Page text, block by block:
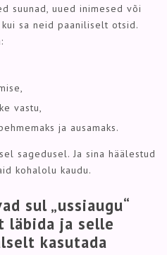
suunad, uued inimesed või
sa neid paaniliselt otsid.
vastu,
ja ausamaks.
sagedusel. Ja sina häälestud
kohalolu kaudu.
sul „ussiaugu“
läbida ja selle
kasutada